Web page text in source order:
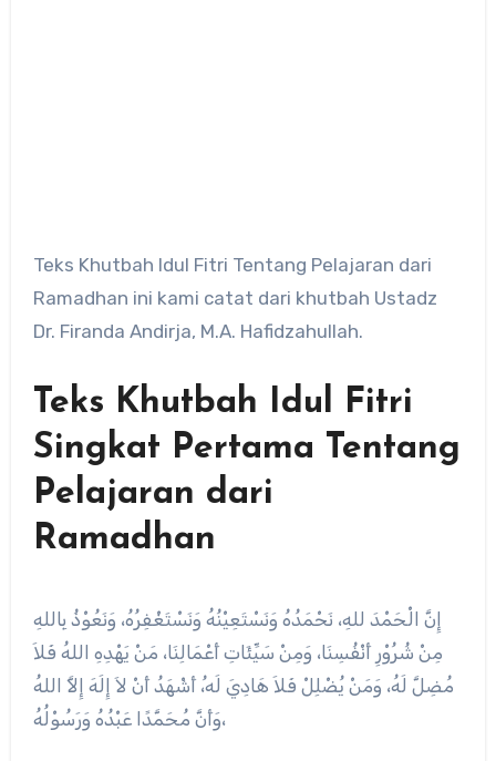
Teks Khutbah Idul Fitri Tentang Pelajaran dari
Ramadhan ini kami catat dari khutbah Ustadz
Dr. Firanda Andirja, M.A. Hafidzahullah.
Teks Khutbah Idul Fitri
Singkat Pertama Tentang
Pelajaran dari
Ramadhan
إِنَّ الْحَمْدَ للهِ، نَحْمَدُهُ وَنَسْتَعِيْنُهُ وَنَسْتَغْفِرُهُ، وَنَعُوْذُ بِاللهِ
مِنْ شُرُوْرِ أَنْفُسِنَا، وَمِنْ سَيِّئَاتِ أَعْمَالِنَا، مَنْ يَهْدِهِ اللهُ فَلاَ
مُضِلَّ لَهُ، وَمَنْ يُضْلِلْ فَلاَ هَادِيَ لَه،ُ أَشْهَدُ أَنْ لاَ إِلَهَ إِلاَّ اللهُ
وَأَنَّ مُحَمَّدًا عَبْدُهُ وَرَسُوْلُهُ،